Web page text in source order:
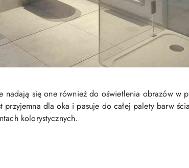
się one również do oświetlenia obrazów w
dla oka i pasuje do całej palety barw
kolorystycznych.